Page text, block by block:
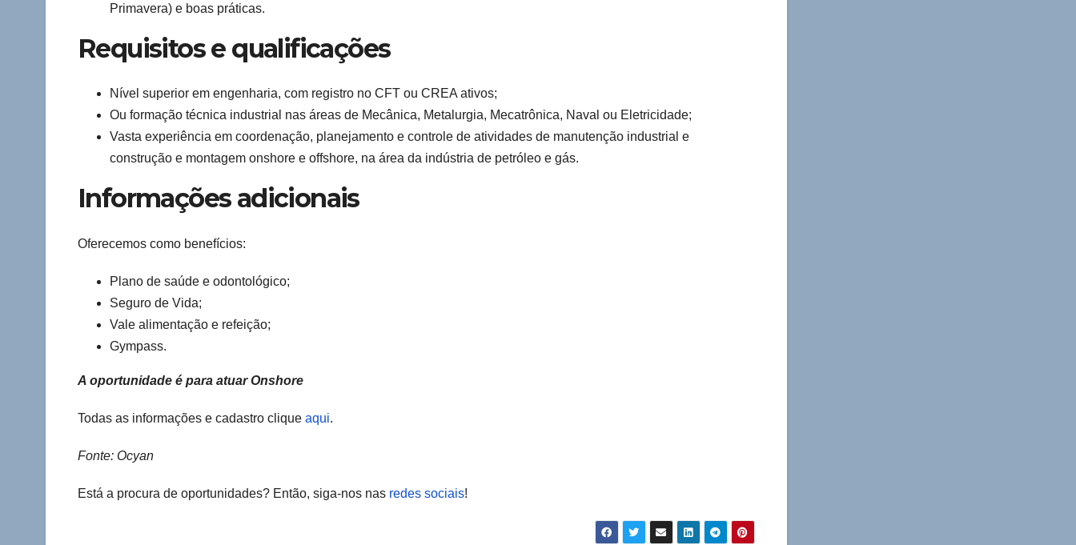
Primavera) e boas práticas.
Requisitos e qualificações
Nível superior em engenharia, com registro no CFT ou CREA ativos;
Ou formação técnica industrial nas áreas de Mecânica, Metalurgia, Mecatrônica, Naval ou Eletricidade;
Vasta experiência em coordenação, planejamento e controle de atividades de manutenção industrial e
construção e montagem onshore e offshore, na área da indústria de petróleo e gás.
Informações adicionais
Oferecemos como benefícios:
Plano de saúde e odontológico;
Seguro de Vida;
Vale alimentação e refeição;
Gympass.
A oportunidade é para atuar Onshore
Todas as informações e cadastro clique aqui.
Fonte: Ocyan
Está a procura de oportunidades? Então, siga-nos nas redes sociais!